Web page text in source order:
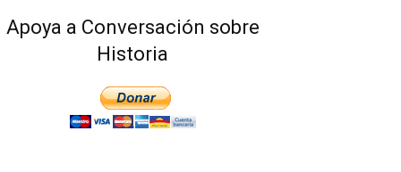
Apoya a Conversación sobre
Historia